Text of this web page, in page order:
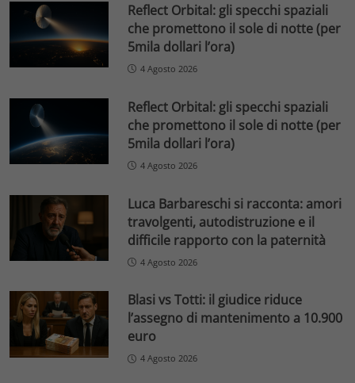
Reflect Orbital: gli specchi spaziali
che promettono il sole di notte (per
5mila dollari l’ora)
4 Agosto 2026
Reflect Orbital: gli specchi spaziali
che promettono il sole di notte (per
5mila dollari l’ora)
4 Agosto 2026
Luca Barbareschi si racconta: amori
travolgenti, autodistruzione e il
difficile rapporto con la paternità
4 Agosto 2026
Blasi vs Totti: il giudice riduce
l’assegno di mantenimento a 10.900
euro
4 Agosto 2026